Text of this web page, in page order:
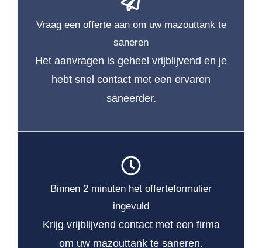
Vraag een offerte aan om uw mazouttank te
saneren
Het aanvragen is geheel vrijblijvend en je
hebt snel contact met een ervaren
saneerder.
Binnen 2 minuten het offerteformulier
ingevuld
Krijg vrijblijvend contact met een firma
om uw mazouttank te saneren.